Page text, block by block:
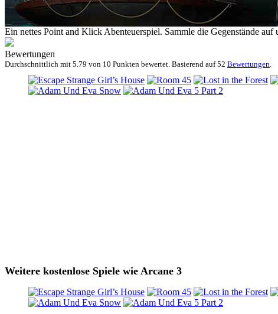
Ein nettes Point and Klick Abenteuerspiel. Sammle die Gegenstände
Bewertungen
Durchschnittlich mit 5.79 von 10 Punkten bewertet. Basierend auf52 Bewertungen
Weitere kostenlose Spiele wie Arcane 3